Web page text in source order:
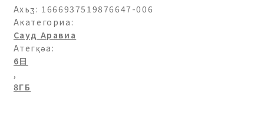
ラ
ビ
ア-8ГБ-6
日
ахыԥхьаӡара
Ахьӡ: 1666937519876647-006
Акатегориа:
Сауд Аравиа
Атегқәа:
6日
,
8ГБ